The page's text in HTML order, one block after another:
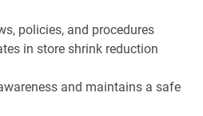
policies, and procedures
in store shrink reduction
and maintains a safe